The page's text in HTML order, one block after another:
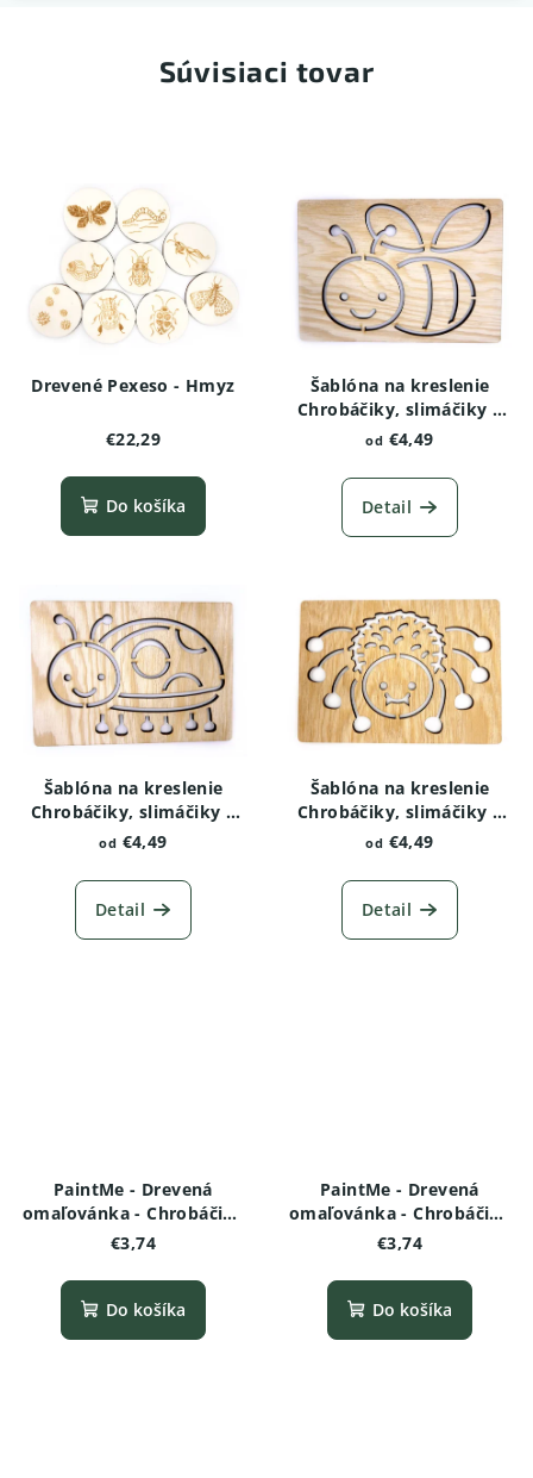
Súvisiaci tovar
Drevené Pexeso - Hmyz
€22,29
Do košíka
Šablóna na kreslenie
Chrobáčiky, slimáčiky a
červíky - Čmeľ
od €4,49
Detail
Šablóna na kreslenie
Chrobáčiky, slimáčiky a
červíky - Lienka
od €4,49
Detail
Šablóna na kreslenie
Chrobáčiky, slimáčiky a
červíky - Pavúk
od €4,49
Detail
PaintMe - Drevená
omaľovánka - Chrobáčiky
a pavúčiky - Škorpión
€3,74
Do košíka
PaintMe - Drevená
omaľovánka - Chrobáčiky
a pavúčiky - Nosorožtek
€3,74
Do košíka